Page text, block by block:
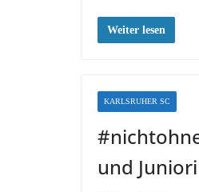
Weiter lesen
KARLSRUHER SC
und